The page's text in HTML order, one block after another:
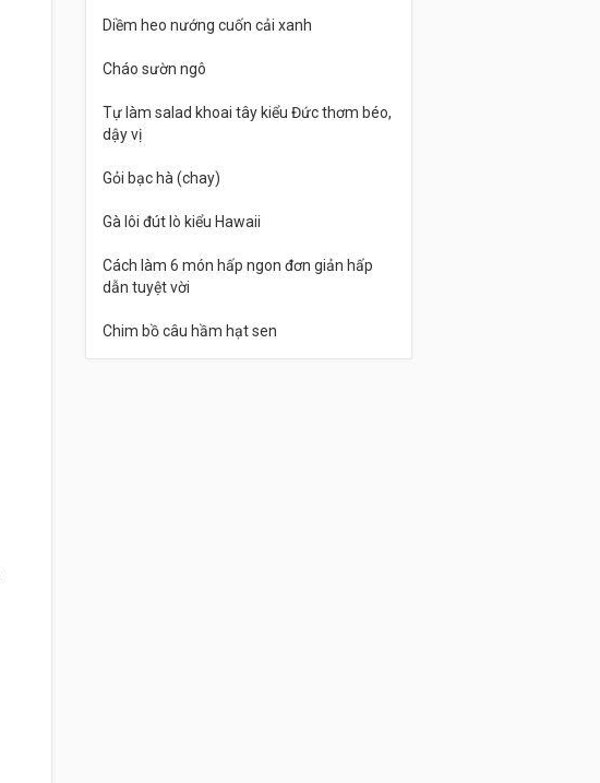
Diềm heo nướng cuốn cải xanh
Cháo sườn ngô
Tự làm salad khoai tây kiểu Đức thơm béo,
dậy vị
Gỏi bạc hà (chay)
Gà lôi đút lò kiểu Hawaii
Cách làm 6 món hấp ngon đơn giản hấp
dẫn tuyệt vời
Chim bồ câu hầm hạt sen